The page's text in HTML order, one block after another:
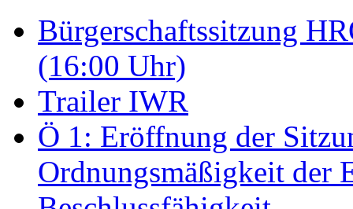
Bürgerschaftssitzung
(16:00 Uhr)
Trailer IWR
Ö 1: Eröffnung der
Ordnungsmäßigkeit der